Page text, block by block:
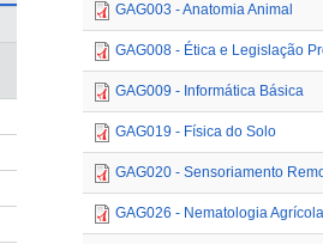
GAG003 - Anatomia Animal
GAG008 - Ética e Legislação
GAG009 - Informática Básica
GAG019 - Física do Solo
GAG020 - Sensoriamento
GAG026 - Nematologia Agrícola